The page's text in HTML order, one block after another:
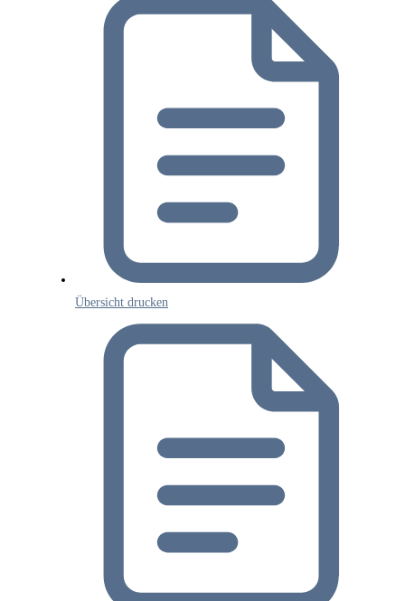
Übersicht drucken